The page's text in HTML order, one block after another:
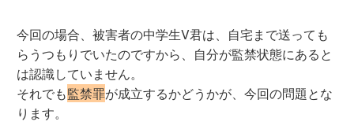
今回の場合、被害者の中学生V君は、自宅まで送っても
らうつもりでいたのですから、自分が監禁状態にあると
は認識していません。
それでも監禁罪が成立するかどうかが、今回の問題とな
ります。